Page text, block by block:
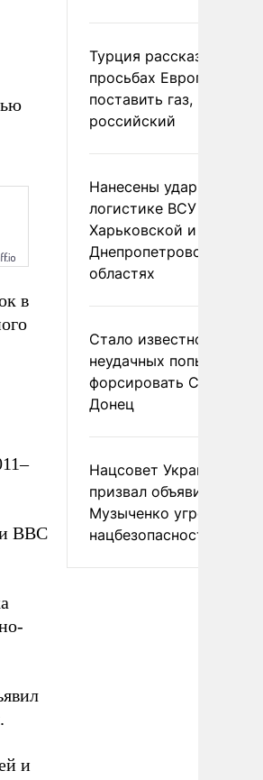
в
ВВС
и
Турция рассказала о
просьбах Европы
поставить газ, но не
российский
Нанесены удары по
логистике ВСУ в
Харьковской и
Днепропетровской
областях
Стало известно о
неудачных попытках
форсировать
Донец
Нацсовет Украины по
призвал объявить
Музыченко угрозой
нацбезопасности